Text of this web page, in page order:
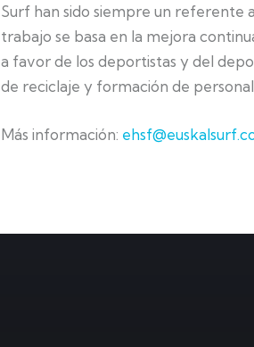
Surf han sido siempre un referente
trabajo se basa en la mejora
a favor de los deportistas y del
de reciclaje y formación de
Más información: